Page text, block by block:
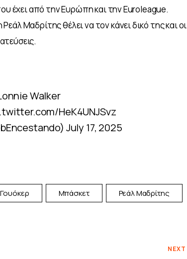
έχει από την Ευρώπη και την Euroleague.
Μαδρίτης θέλει να τον κάνει δικό της και οι
Walker
HeK4UNJSvz
July 17, 2025
Μπάσκετ Ρεάλ Μαδρίτης
NEXT